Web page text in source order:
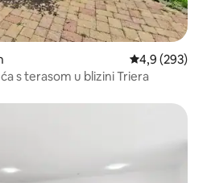
Prosječna
4,9 (293)
s terasom u blizini Triera